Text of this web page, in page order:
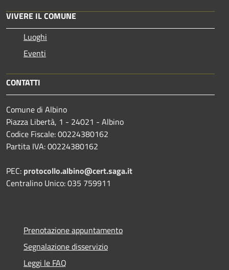
VIVERE IL COMUNE
Luoghi
Eventi
CONTATTI
Comune di Albino
Piazza Libertà, 1 - 24021 - Albino
Codice Fiscale: 00224380162
Partita IVA: 00224380162
PEC: protocollo.albino@cert.saga.it
Centralino Unico: 035 759911
Prenotazione appuntamento
Segnalazione disservizio
Leggi le FAQ